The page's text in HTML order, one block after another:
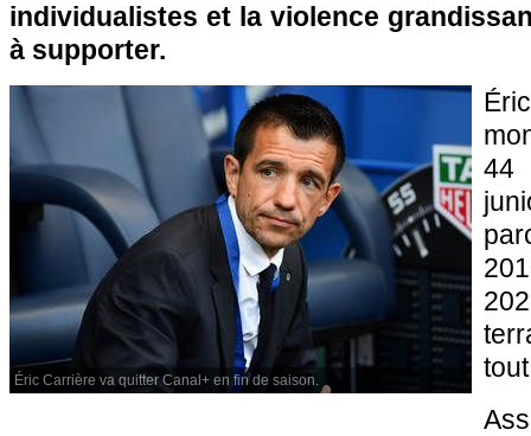
individualistes et la violence
à supporter.
Éric Carrière va quitter Canal+ en fin de saison.
44